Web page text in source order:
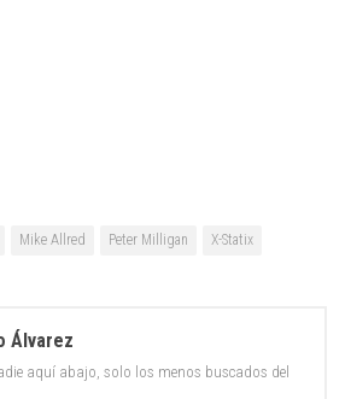
Mike Allred Peter Milligan X-Statix
Álvarez
aquí abajo, solo los menos buscados del